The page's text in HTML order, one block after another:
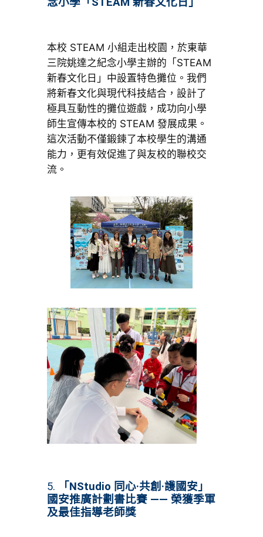
本校 STEAM 小組走出校園，於東華
三院姚達之紀念小學主辦的「STEAM
新春文化日」中設置特色攤位。我們
將新春文化與現代科技結合，設計了
極具互動性的攤位遊戲，成功向小學
師生宣傳本校的 STEAM 發展成果。
這次活動不僅鍛鍊了本校學生的溝通
能力，更有效促進了與友校的聯校交
流。
5.
「NStudio 同心·共創·護國安」
國安推廣計劃書比賽 —— 榮獲季軍
及最佳指導老師獎